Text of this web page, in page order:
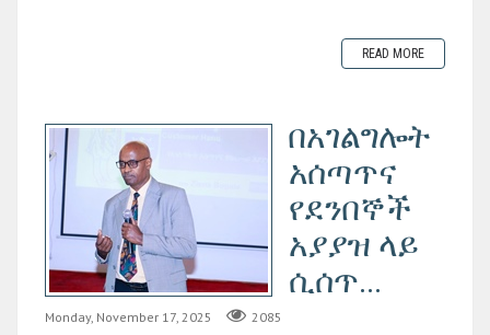
READ MORE
በአገልግሎት
አሰጣጥና
የደንበኞች
አያያዝ ላይ
ሲሰጥ...
Monday, November 17, 2025 2085